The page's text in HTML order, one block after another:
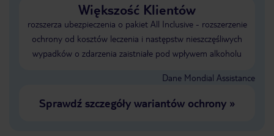
Większość Klientów
rozszerza ubezpieczenia o pakiet All Inclusive - rozszerzenie
ochrony od kosztów leczenia i następstw nieszczęśliwych
wypadków o zdarzenia zaistniałe pod wpływem alkoholu
Dane Mondial Assistance
Sprawdź szczegóły wariantów ochrony»